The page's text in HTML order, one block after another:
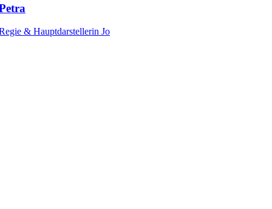
& Hauptdarstellerin Jo